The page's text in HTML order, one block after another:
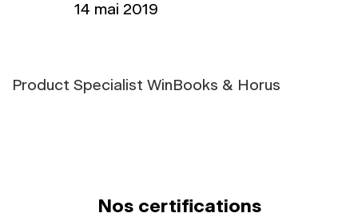
14 mai 2019
Product Specialist WinBooks & Horus
Nos certifications